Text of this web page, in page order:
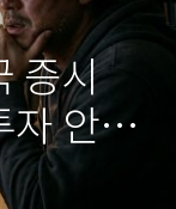
증시
안 하